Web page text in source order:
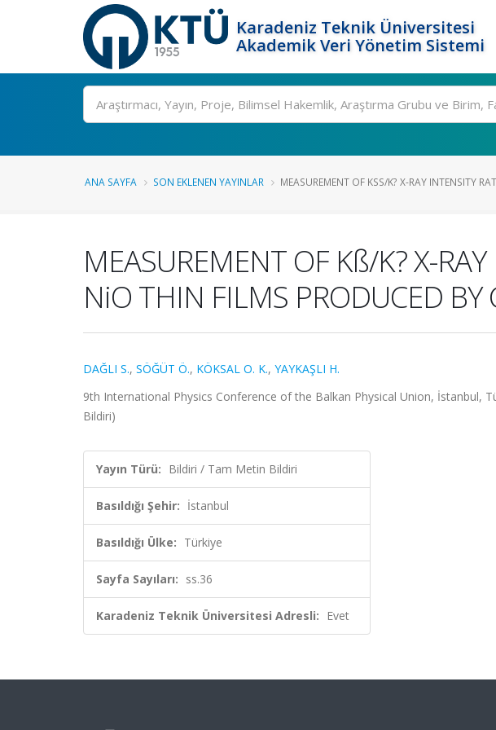
Karadeniz Teknik Üniversitesi
Akademik Veri Yönetim Sistemi
Ara
ANA SAYFA SON EKLENEN YAYINLAR MEASUREMENT OF KSS/K? X-RAY INTENSITY
MEASUREMENT OF Kß/K? X-
NiO THIN FILMS PRODUCED
DAĞLI S., SÖĞÜT Ö., KÖKSAL O. K., YAYKAŞLI H.
9th International Physics Conference of the Balkan Physical Union, İstanbul,
Bildiri)
Yayın Türü: Bildiri / Tam Metin Bildiri
Basıldığı Şehir: İstanbul
Basıldığı Ülke: Türkiye
Sayfa Sayıları: ss.36
Karadeniz Teknik Üniversitesi Adresli: Evet